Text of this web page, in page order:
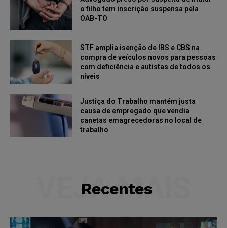
o filho tem inscrição suspensa pela
OAB-TO
STF amplia isenção de IBS e CBS na
compra de veículos novos para pessoas
com deficiência e autistas de todos os
níveis
Justiça do Trabalho mantém justa
causa de empregado que vendia
canetas emagrecedoras no local de
trabalho
Recentes
VEJA MAIS